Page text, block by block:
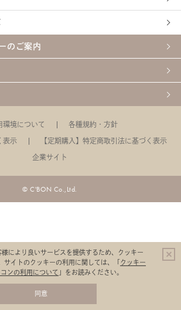
のご案内
環境について
各種規約・方針
表示
【定期購入】特定商取引法に基づく表示
企業サイト
© C'BON Co.,Ltd.
により良いサービスを提供するため、クッキー
サイトのクッキーの利用に関しては、「 クッキー
コンの利用について 」をお読みください。
同意